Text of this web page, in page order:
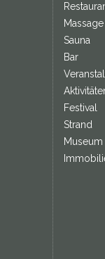
Sauna
Bar
Festival
Strand
Museum